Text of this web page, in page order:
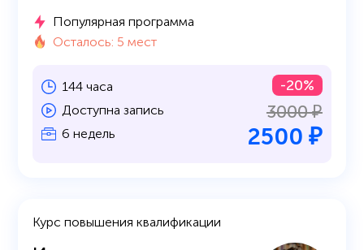
Популярная программа
Осталось: 5 мест
144 часа
Доступна запись
6 недель
-20%
3000 ₽
2500 ₽
Курс повышения квалификации